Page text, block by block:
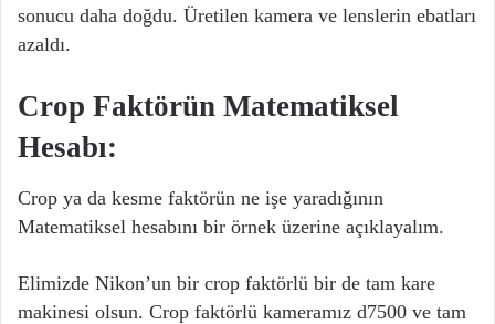
sonucu daha doğdu. Üretilen kamera ve lenslerin ebatları
azaldı.
Crop Faktörün Matematiksel
Hesabı:
Crop ya da kesme faktörün ne işe yaradığının
Matematiksel hesabını bir örnek üzerine açıklayalım.
Elimizde Nikon’un bir crop faktörlü bir de tam kare
makinesi olsun. Crop faktörlü kameramız d7500 ve tam